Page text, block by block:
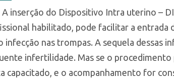
A inserção do Dispositivo Intra uterino –
habilitado, pode facilitar a
infecção nas trompas. A sequela dessas
infertilidade. Mas se o
capacitado, e o acompanhamento for